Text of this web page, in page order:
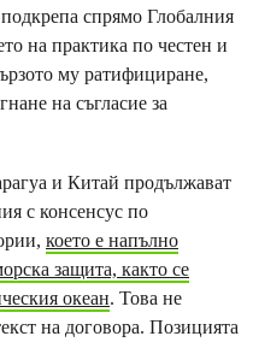
спрямо Глобалния
на практика по честен и
му ратифициране,
на съгласие за
и Китай продължават
с консенсус по
което е напълно
защита, както се
океан. Това не
на договора. Позицията